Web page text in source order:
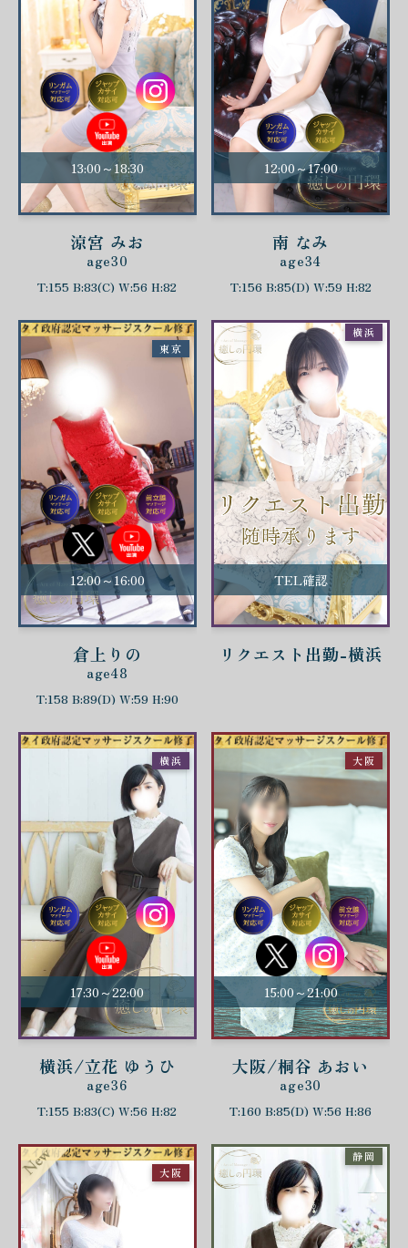
13:00～18:30
涼宮 みお
age30
T:155 B:83(C) W:56 H:82
12:00～17:00
南 なみ
age34
T:156 B:85(D) W:59 H:82
12:00～16:00
倉上りの
age48
T:158 B:89(D) W:59 H:90
東京
TEL確認
リクエスト出勤-横浜
横浜
17:30～22:00
横浜/立花 ゆうひ
age36
T:155 B:83(C) W:56 H:82
横浜
15:00～21:00
大阪/桐谷 あおい
age30
T:160 B:85(D) W:56 H:86
大阪
大阪
静岡